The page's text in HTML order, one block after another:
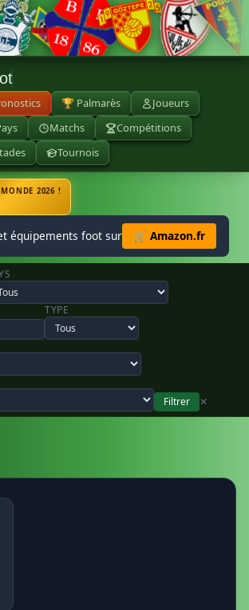
🏆 Palmarès
Joueurs
Matchs
Compétitions
Tournois
2026 !
équipements foot sur 🛒 Amazon.fr
TYPE
Filtrer
✕